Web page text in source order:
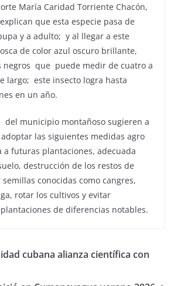
María Caridad Torriente Chacón,
que esta especie pasa de
y a adulto; y al llegar a este
de color azul oscuro brillante,
negros que puede medir de cuatro a
largo; este insecto logra hasta
en un año.
del municipio montañoso sugieren a
las siguientes medidas agro
a futuras plantaciones, adecuada
destrucción de los restos de
conocidas como cangres,
rotar los cultivos y evitar
de diferencias notables.
cubana alianza científica con